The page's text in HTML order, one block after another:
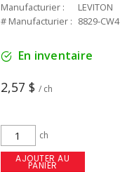
Manufacturier :
LEVITON
# Manufacturier : 8829-CW4
En inventaire
2,57 $ / ch
ch
AJOUTER AU
PANIER